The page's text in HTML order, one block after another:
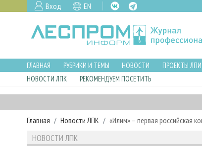
Вход EN
ГЛАВНАЯ РУБРИКИ И ТЕМЫ НОВОСТИ ПРОЕКТЫ ЛПИ
НОВОСТИ ЛПК
РЕКОМЕНДУЕМ ПОСЕТИТЬ
Главная Новости ЛПК «Илим» – первая российская
НОВОСТИ ЛПК